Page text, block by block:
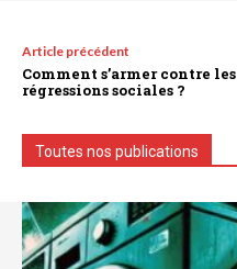
Article précédent
Comment s’armer contre les
régressions sociales ?
Toutes nos publications